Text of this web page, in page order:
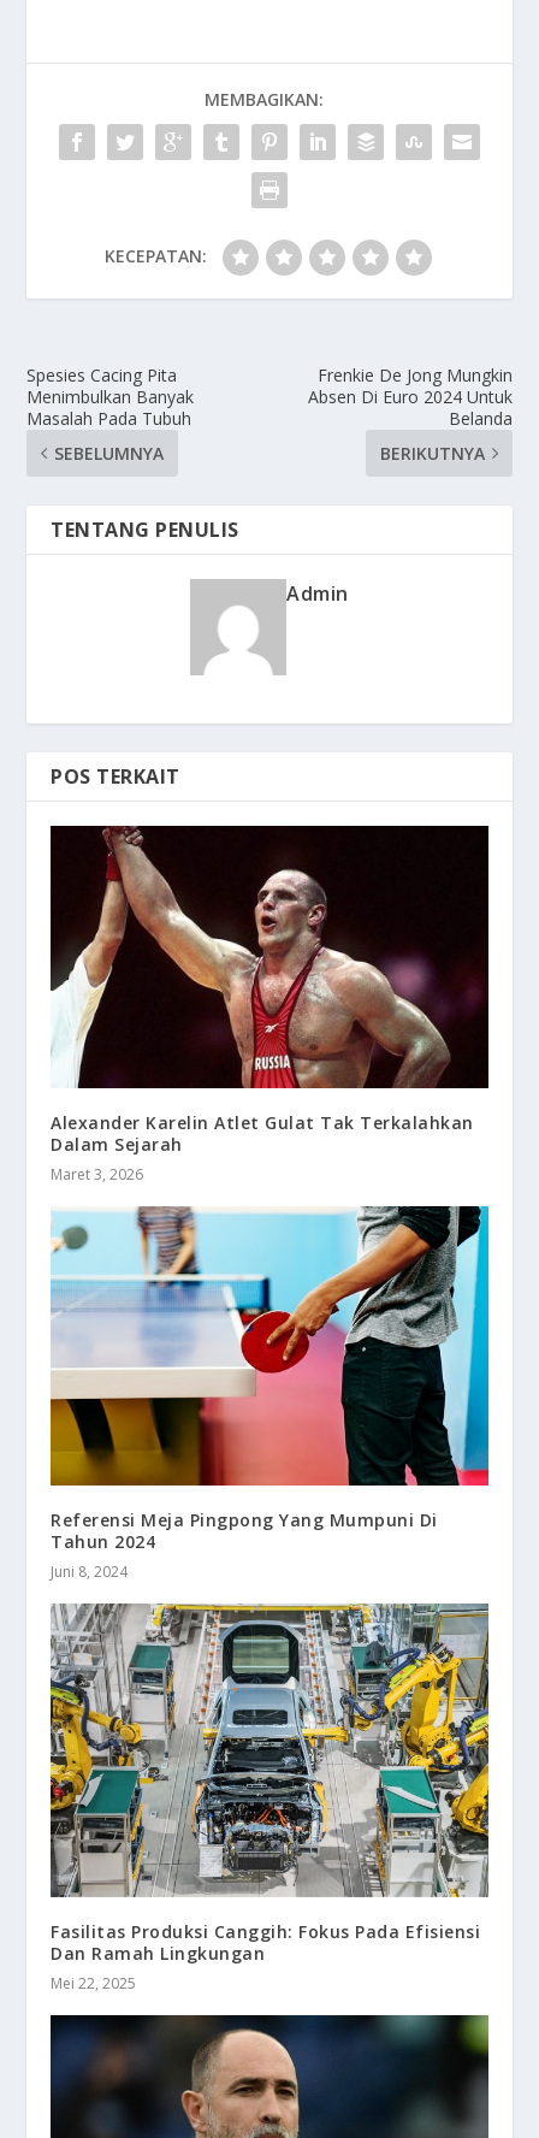
MEMBAGIKAN:
KECEPATAN:
Spesies Cacing Pita
Menimbulkan Banyak
Masalah Pada Tubuh
SEBELUMNYA
Frenkie De Jong Mungkin
Absen Di Euro 2024 Untuk
Belanda
BERIKUTNYA
TENTANG PENULIS
Admin
POS TERKAIT
Alexander Karelin Atlet Gulat Tak Terkalahkan
Dalam Sejarah
Maret 3, 2026
Referensi Meja Pingpong Yang Mumpuni Di
Tahun 2024
Juni 8, 2024
Fasilitas Produksi Canggih: Fokus Pada Efisiensi
Dan Ramah Lingkungan
Mei 22, 2025